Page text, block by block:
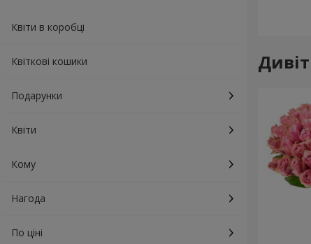
Квіти в коробці
Квіткові кошики
Подарунки
Квіти
Кому
Нагода
По ціні